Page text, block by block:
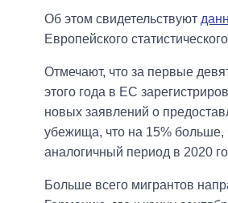
Об этом свидетельствуют
Европейского
Отмечают, что за первые
этого года в ЕС
новых заявлений о
убежища, что на 15% больше,
аналогичный период в 2020
Больше всего мигрантов